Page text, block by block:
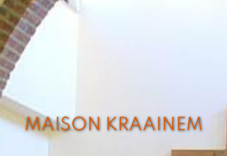
MAISON KRAAINEM